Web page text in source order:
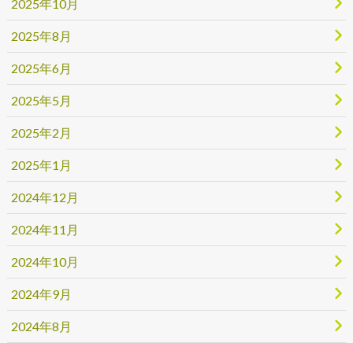
2025年10月
2025年8月
2025年6月
2025年5月
2025年2月
2025年1月
2024年12月
2024年11月
2024年10月
2024年9月
2024年8月